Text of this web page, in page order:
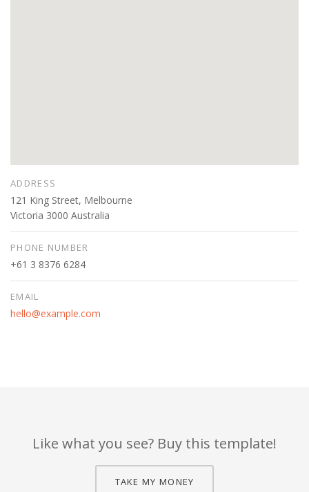
ADDRESS
121 King Street, Melbourne
Victoria 3000 Australia
PHONE NUMBER
+61 3 8376 6284
EMAIL
hello@example.com
Like what you see? Buy this template!
TAKE MY MONEY